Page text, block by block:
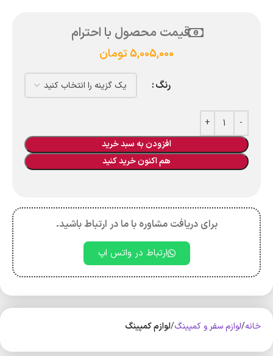
قیمت محصول با احترام
5,005,000 تومان
رنگ
افزودن به سبد خرید
هم اکنون خرید کنید
برای دریافت مشاوره با ما در ارتباط باشید.
ارتباط در واتس اپ
خانه لوازم سفر و کمپینگ لوازم کمپینگ